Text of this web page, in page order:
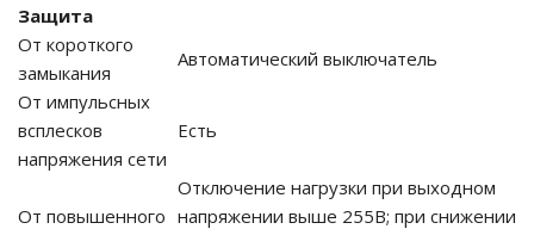
Защита
От короткого
замыкания
Автоматический выключатель
От импульсных
всплесков
напряжения сети
Есть
От повышенного
Отключение нагрузки при выходном
напряжении выше 255В; при снижении